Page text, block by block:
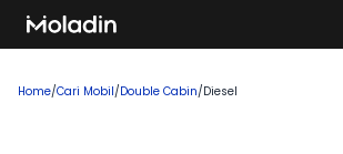
Home/Cari Mobil/Double Cabin/Diesel